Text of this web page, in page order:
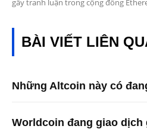
gây tranh luận trong cộng đồng
BÀI VIẾT LIÊN
Những Altcoin này có
Worldcoin đang giao dịch